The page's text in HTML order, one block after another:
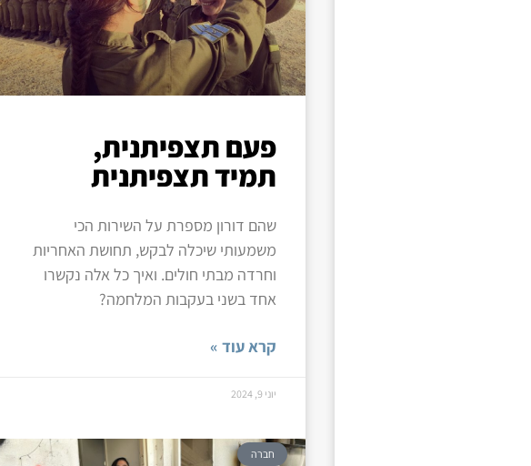
פעם תצפיתנית,
תמיד תצפיתנית
שהם דורון מספרת על השירות הכי
משמעותי שיכלה לבקש, תחושת האחריות
וחרדה מבתי חולים. ואיך כל אלה נקשרו
אחד בשני בעקבות המלחמה?
קרא עוד »
יוני 9, 2024
חברה